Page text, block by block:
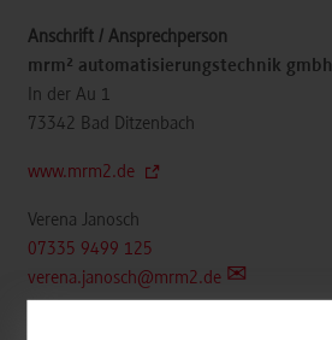
mrm² automatisierungstechnik gmbh
In der Au 1
73342 Bad Ditzenbach
www.mrm2.de
Verena Janosch
07335 9499 125
verena.janosch@mrm2.de